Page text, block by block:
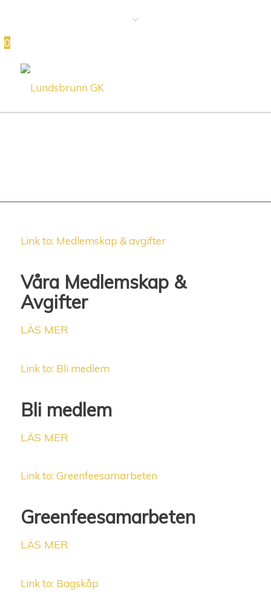
0
Link to: Medlemskap & avgifter
Våra Medlemskap &
Avgifter
LÄS MER
Link to: Bli medlem
Bli medlem
LÄS MER
Link to: Greenfeesamarbeten
Greenfeesamarbeten
LÄS MER
Link to: Bagskåp